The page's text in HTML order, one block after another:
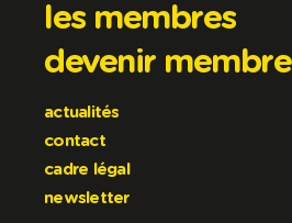
les membres
devenir membre
actualités
contact
cadre légal
newsletter